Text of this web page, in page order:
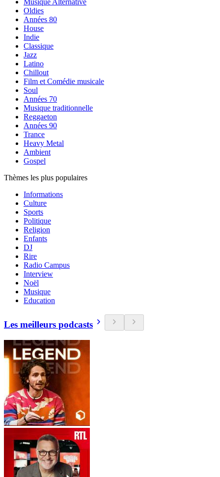
Musique Alternative
Oldies
Années 80
House
Indie
Classique
Jazz
Latino
Chillout
Film et Comédie musicale
Soul
Années 70
Musique traditionnelle
Reggaeton
Années 90
Trance
Heavy Metal
Ambient
Gospel
Thèmes les plus populaires
Informations
Culture
Sports
Politique
Religion
Enfants
DJ
Rire
Radio Campus
Interview
Noël
Musique
Education
Les meilleurs podcasts